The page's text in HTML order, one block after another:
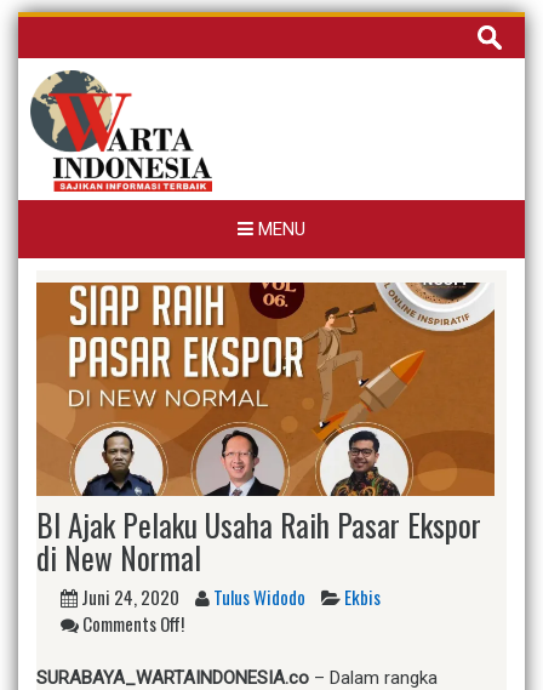
Skip
content
Cari
untuk:
MENU
BI Ajak Pelaku Usaha Raih Pasar Ekspor
di New Normal
Juni 24, 2020 Tulus Widodo
Ekbis
Comments Off!
SURABAYA_WARTAINDONESIA.co – Dalam rangka